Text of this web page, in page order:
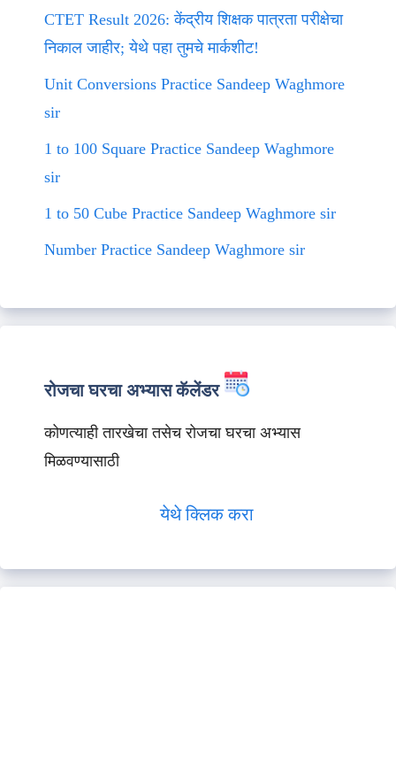
CTET Result 2026: केंद्रीय शिक्षक पात्रता परीक्षेचा
निकाल जाहीर; येथे पहा तुमचे मार्कशीट!
Unit Conversions Practice Sandeep Waghmore
sir
1 to 100 Square Practice Sandeep Waghmore
sir
1 to 50 Cube Practice Sandeep Waghmore sir
Number Practice Sandeep Waghmore sir
रोजचा घरचा अभ्यास कॅलेंडर
कोणत्याही तारखेचा तसेच रोजचा घरचा अभ्यास
मिळवण्यासाठी
येथे क्लिक करा